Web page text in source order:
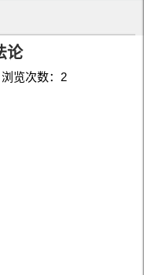
论
览次数： 2